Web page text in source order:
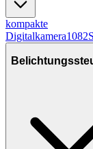
kompakte
Digitalkamera1082